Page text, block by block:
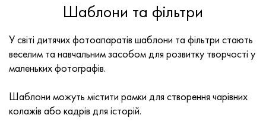
Шаблони та фільтри
У світі дитячих фотоапаратів шаблони та фільтри стають
веселим та навчальним засобом для розвитку творчості у
маленьких фотографів.
Шаблони можуть містити рамки для створення чарівних
колажів або кадрів для історій.